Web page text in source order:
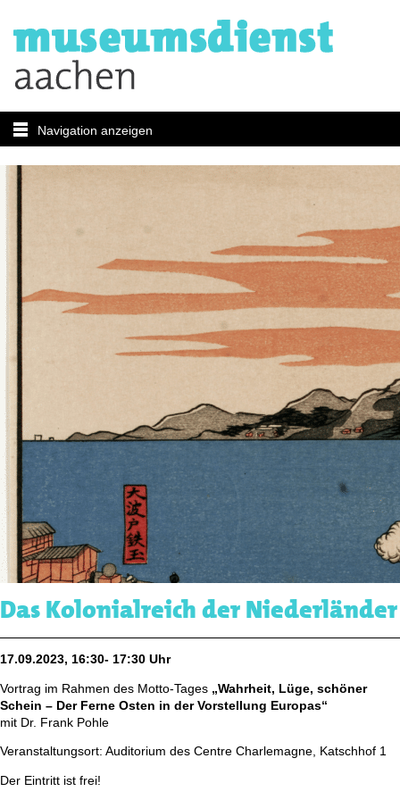
Navigation anzeigen
Das Kolonialreich der Niederländer
17.09.2023, 16:30- 17:30 Uhr
Vortrag im Rahmen des Motto-Tages „Wahrheit, Lüge, schöner
Schein – Der Ferne Osten in der Vorstellung Europas“
mit Dr. Frank Pohle
Veranstaltungsort: Auditorium des Centre Charlemagne, Katschhof 1
Der Eintritt ist frei!